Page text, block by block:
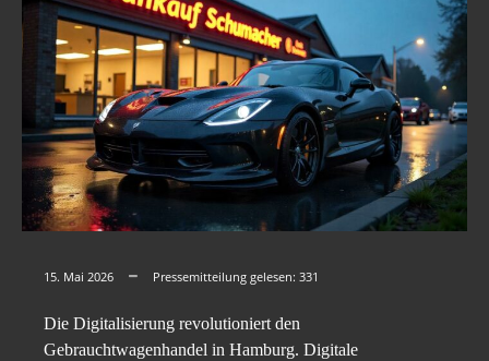
15. Mai 2026 Pressemitteilung gelesen: 331
Die Digitalisierung revolutioniert den
Gebrauchtwagenhandel in Hamburg. Digitale